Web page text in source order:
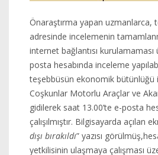
Önaraştırma yapan uzmanlarca,
adresinde incelemenin
internet bağlantısı kurulamaması
posta hesabında inceleme
teşebbüsün ekonomik bütünlüğü
Coşkunlar Motorlu Araçlar ve
gidilerek saat 13.00’te e-posta
çalışılmıştır. Bilgisayarda açılan
dışı bırakıldı” yazısı
yetkilisinin ulaşmaya çalışması